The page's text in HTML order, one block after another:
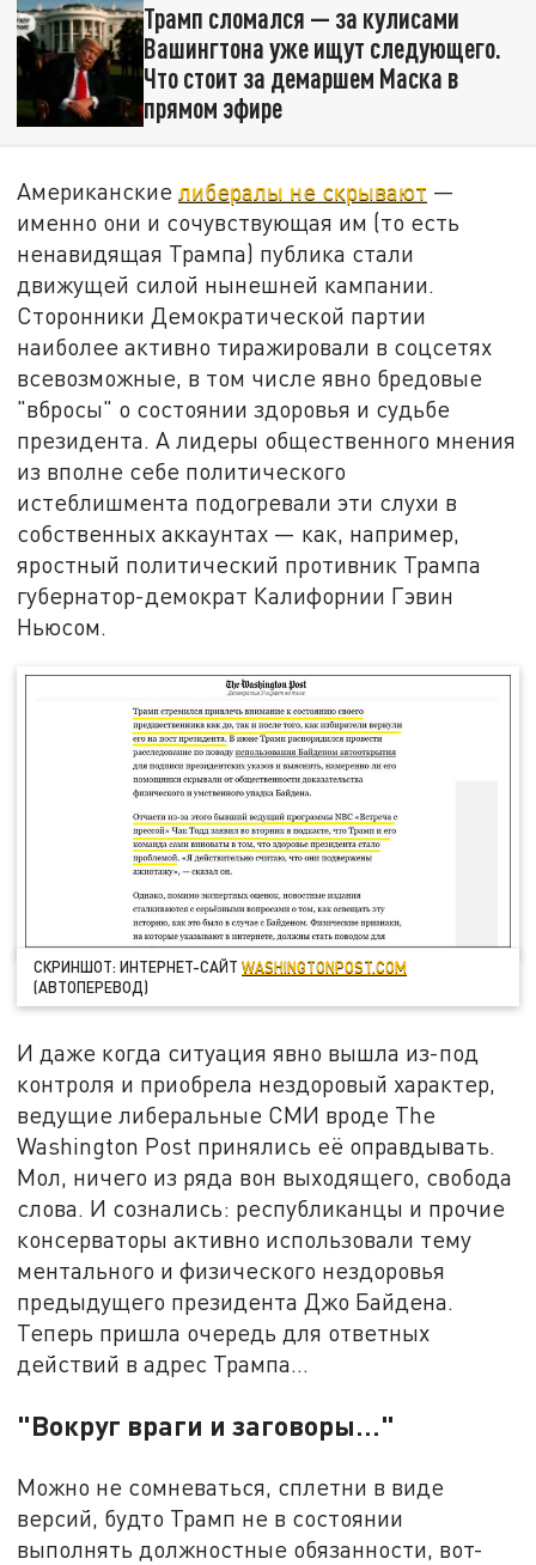
Трамп сломался — за кулисами
Вашингтона уже ищут следующего.
Что стоит за демаршем Маска в
прямом эфире
Американскиелибералы не скрывают —
именно они и сочувствующая им (то есть
ненавидящая Трампа) публика стали
движущей силой нынешней кампании.
Сторонники Демократической партии
наиболее активно тиражировали в соцсетях
всевозможные, в том числе явно бредовые
"вбросы" о состоянии здоровья и судьбе
президента. А лидеры общественного мнения
из вполне себе политического
истеблишмента подогревали эти слухи в
собственных аккаунтах — как, например,
яростный политический противник Трампа
губернатор-демократ Калифорнии Гэвин
Ньюсом.
СКРИНШОТ: ИНТЕРНЕТ-САЙТWASHINGTONPOST.COM
(АВТОПЕРЕВОД)
И даже когда ситуация явно вышла из-под
контроля и приобрела нездоровый характер,
ведущие либеральные СМИ вроде The
Washington Post принялись её оправдывать.
Мол, ничего из ряда вон выходящего, свобода
слова. И сознались: республиканцы и прочие
консерваторы активно использовали тему
ментального и физического нездоровья
предыдущего президента Джо Байдена.
Теперь пришла очередь для ответных
действий в адрес Трампа…
"Вокруг враги и заговоры…"
Можно не сомневаться, сплетни в виде
версий, будто Трамп не в состоянии
выполнять должностные обязанности, вот-